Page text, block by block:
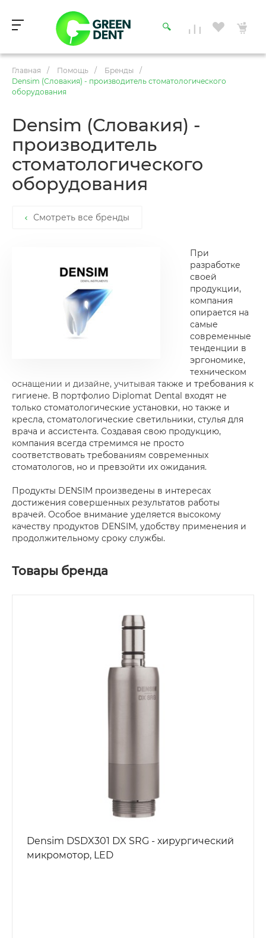
Главная / Помощь / Бренды
/
Densim (Словакия) - производитель стоматологического
оборудования
Densim (Словакия) -
производитель
стоматологического
оборудования
Смотреть все бренды
При
разработке
своей
продукции,
компания
опирается на
самые
современные
тенденции в
эргономике,
техническом
оснащении и дизайне, учитывая также и требования к
гигиене. В портфолио Diplomat Dental входят не
только стоматологические установки, но также и
кресла, стоматологические светильники, стулья для
врача и ассистента. Создавая свою продукцию,
компания всегда стремимся не просто
соответствовать требованиям современных
стоматологов, но и превзойти их ожидания.
Продукты DENSIM произведены в интересах
достижения совершенных результатов работы
врачей. Особое внимание уделяется высокому
качеству продуктов DENSIM, удобству применения и
продолжительному сроку службы.
Товары бренда
Densim DSDX301 DX SRG - хирургический
микромотор, LED